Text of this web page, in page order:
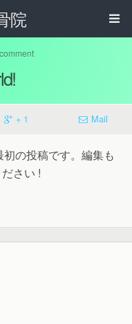
院
+ 1 Mail
の投稿です。編集も
さい !